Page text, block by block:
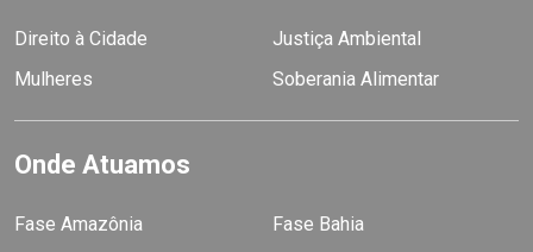
Direito à Cidade
Justiça Ambiental
Mulheres
Soberania Alimentar
Onde Atuamos
Fase Amazônia
Fase Bahia